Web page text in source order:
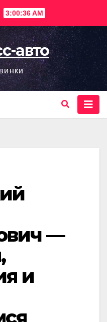
3:00:37 AM
авто
—
и